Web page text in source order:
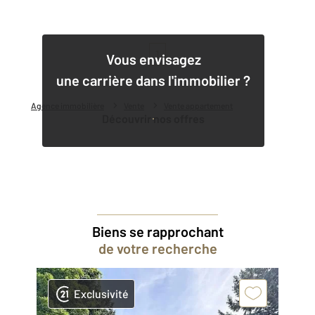
Agence immobilière
Vous envisagez
une carrière dans l'immobilier ?
Découvrir nos offres
1
Biens se rapprochant
de votre recherche
Exclusivité